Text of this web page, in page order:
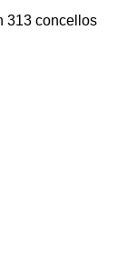
313 concellos